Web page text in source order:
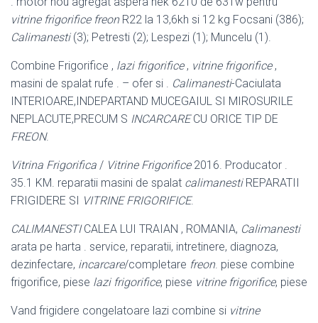
vitrine frigorifice freonR22 la 13,6kh si 12 kg Focsani (386);
Calimanesti(3); Petresti (2); Lespezi (1); Muncelu (1).
Combine Frigorifice , lazi frigorifice, vitrine frigorifice,
masini de spalat rufe . – ofer si . Calimanesti-Caciulata
INTERIOARE,INDEPARTAND MUCEGAIUL SI MIROSURILE
NEPLACUTE,PRECUM S INCARCARECU ORICE TIP DE
FREON.
Vitrina Frigorifica / Vitrine Frigorifice2016. Producator .
35.1 KM. reparatii masini de spalat calimanestiREPARATII
FRIGIDERE SI VITRINE FRIGORIFICE.
CALIMANESTICALEA LUI TRAIAN , ROMANIA, Calimanesti
arata pe harta . service, reparatii, intretinere, diagnoza,
dezinfectare, incarcare/completare freon. piese combine
frigorifice, piese lazi frigorifice, piese vitrine frigorifice, piese
Vand frigidere congelatoare lazi combine si vitrine